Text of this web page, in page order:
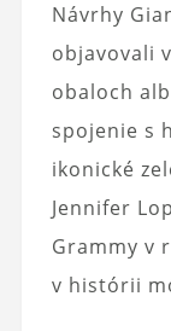
Návrhy
objavovali
obaloch
spojenie s
ikonické
Jennifer
Grammy v
v histórii